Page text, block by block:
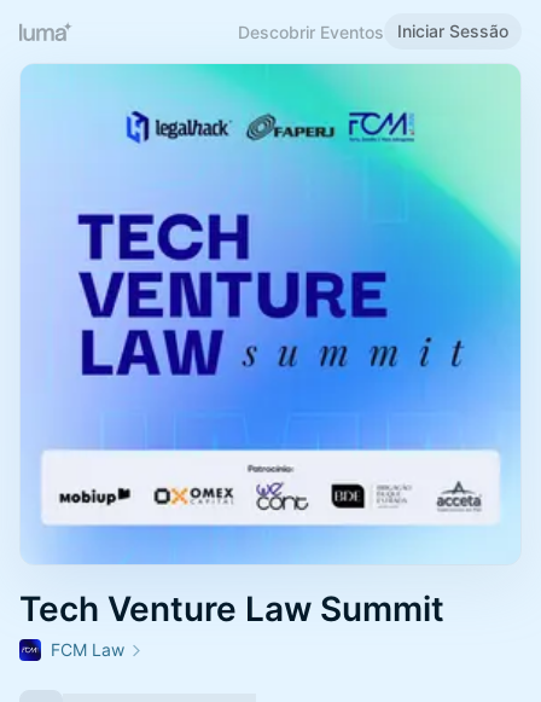
Descobrir Eventos Iniciar Sessão
Tech Venture Law Summit
FCM Law